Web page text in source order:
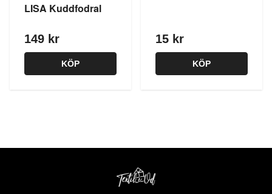
LISA Kuddfodral
149 kr
KÖP
15 kr
KÖP